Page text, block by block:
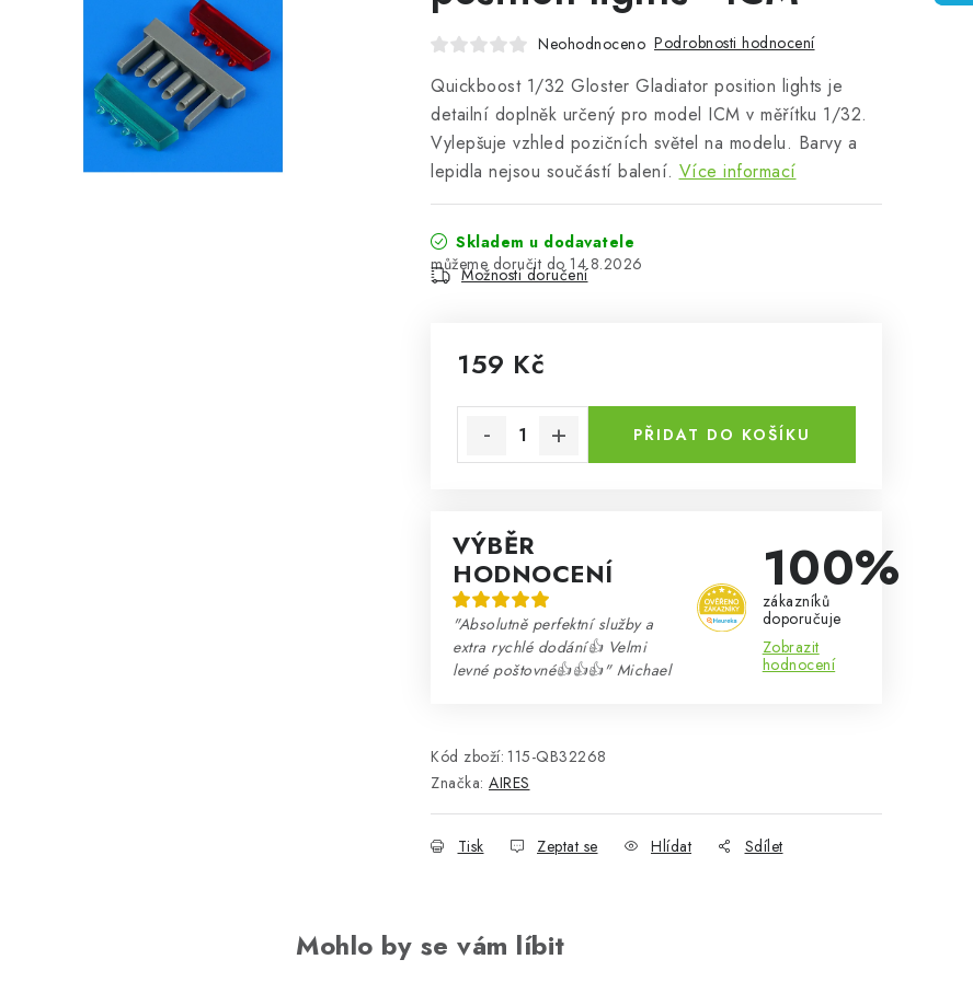
Neohodnoceno Podrobnosti hodnocení
Quickboost 1/32 Gloster Gladiator position lights je
detailní doplněk určený pro model ICM v měřítku 1/32.
Vylepšuje vzhled pozičních světel na modelu. Barvy a
lepidla nejsou součástí balení. Více informací
Skladem u dodavatele
14.8.2026
Možnosti doručení
159 Kč
PŘIDAT DO KOŠÍKU
VÝBĚR
HODNOCENÍ
"Absolutně perfektní služby a
extra rychlé dodání👍 Velmi
levné poštovné👍👍👍" Michael
100%
zákazníků
doporučuje
Zobrazit
hodnocení
Kód zboží: 115-QB32268
Značka: AIRES
Tisk Zeptat se Hlídat Sdílet
Mohlo by se vám líbit